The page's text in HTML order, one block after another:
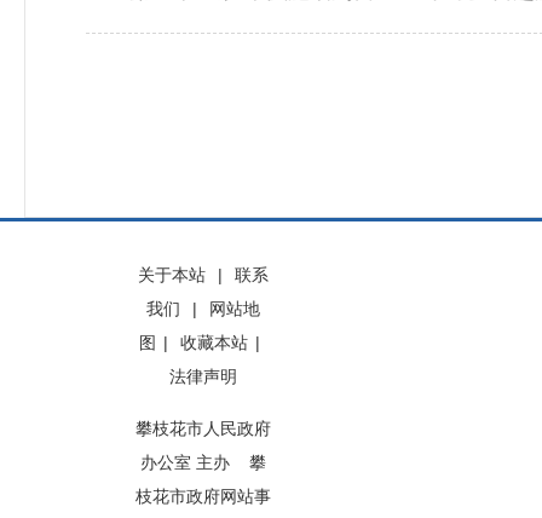
关于本站 |
联系
我们
|
网站地
图 | 收藏本站 |
法律声明
攀枝花市人民政府
办公室 主办 攀
枝花市政府网站事